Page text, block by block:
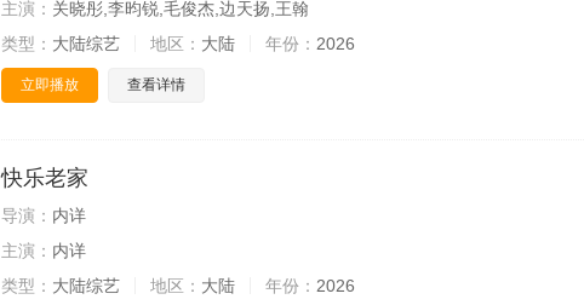
主演： 关晓彤,李昀锐,毛俊杰,边天扬,王翰
类型： 大陆综艺 地区： 大陆 年份： 2026
立即播放 查看详情
快乐老家
导演： 内详
主演： 内详
类型： 大陆综艺 地区： 大陆 年份： 2026